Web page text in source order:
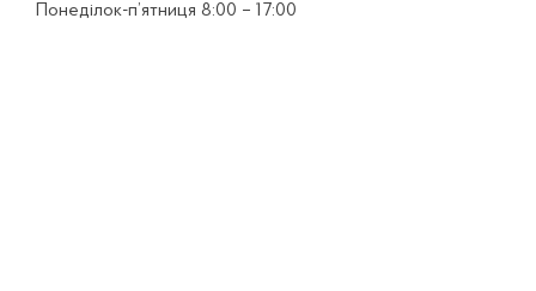
Понеділок-п’ятниця 8:00 – 17:00